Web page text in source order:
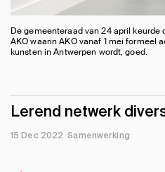
De gemeenteraad van 24 april
AKO waarin AKO vanaf 1 mei formeel
kunsten in Antwerpen wordt, goed.
Lerend netwerk
15 Dec 2022 Samenwerking